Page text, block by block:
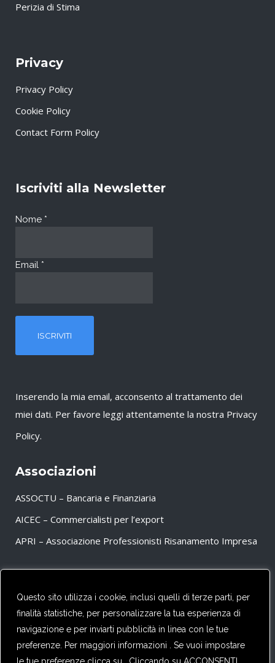
Questo sito utilizza i cookie, inclusi quelli di terze parti, per
finalità statistiche, per personalizzare la tua esperienza di
navigazione e per inviarti pubblicità in linea con le tue
preferenze. Per maggiori informazioni . Se vuoi impostare
Perizia di Stima
Privacy
Privacy Policy
Cookie Policy
Contact Form Policy
Iscriviti alla Newsletter
Nome *
Email *
Inserendo la mia email, acconsento al trattamento dei
miei dati. Per favore leggi attentamente la nostra Privacy
Policy.
Associazioni
ASSOCTU – Bancaria e Finanziaria
AICEC – Commercialisti per l’export
APRI – Associazione Professionisti Risanamento Impresa
Partner
CFE – TAX ADVISERS EUROPE